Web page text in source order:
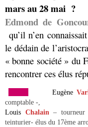
mars au 28 mai ?
Edmond de
qu’il n’en
le dédain de
« bonne société » du
rencontrer ces élus
Eugène
comptable -,
Louis Chalain –
teinturier- élus du 17ème